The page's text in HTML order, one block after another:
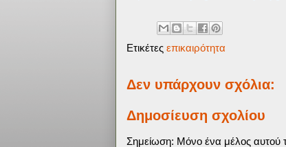
Ετικέτες επικαιρότητα
Δεν υπάρχουν σχόλια:
Δημοσίευση σχολίου
Σημείωση: Μόνο ένα μέλος αυτού